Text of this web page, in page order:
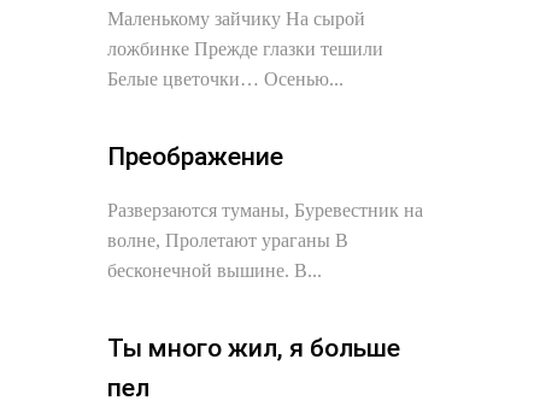
Маленькому зайчику На сырой
ложбинке Прежде глазки тешили
Белые цветочки… Осенью...
Преображение
Разверзаются туманы, Буревестник на
волне, Пролетают ураганы В
бесконечной вышине. В...
Ты много жил, я больше
пел